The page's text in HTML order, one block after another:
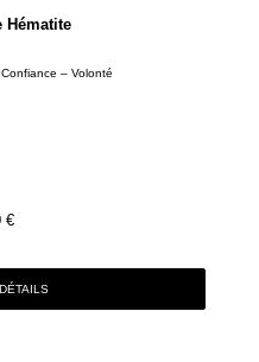
Hématite
– Volonté
€